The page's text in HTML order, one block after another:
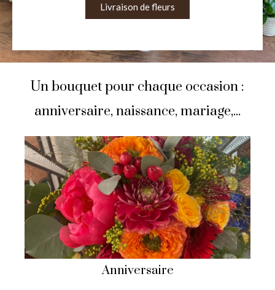
Livraison de fleurs
Un bouquet pour chaque occasion :
anniversaire, naissance, mariage,...
Anniversaire